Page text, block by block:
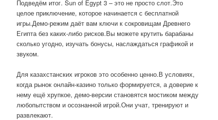
Подведём итог. Sun of Egypt 3 – это не просто слот.Это
целое приключение, которое начинается с бесплатной
игры.Демо-режим даёт вам ключи к сокровищам Древнего
Египта без каких-либо рисков.Вы можете крутить барабаны
сколько угодно, изучать бонусы, наслаждаться графикой и
звуком.
Для казахстанских игроков это особенно ценно.В условиях,
когда рынок онлайн-казино только формируется, а доверие к
нему ещё хрупкое, демо-версии становятся мостиком между
любопытством и осознанной игрой.Они учат, тренируют и
развлекают.